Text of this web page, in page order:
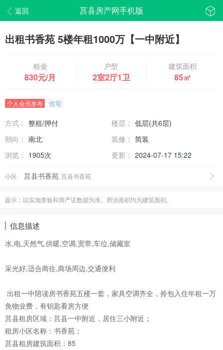
返回 莒县房产网手机版
信息编号：170
出租书香苑 5楼年租1000万【一中附近】
租金
830元/月
户型
2室2厅1卫
建筑面积
85㎡
个人会员发布 住宅
方式： 整租/押付 楼层： 低层(共6层)
朝向： 南北 装修： 简装
浏览： 1905次 更新： 2024-07-17 15:22
小区 莒县书香苑 莒县书香苑
提示：以实地查验和房产证数据为准。所涉面积均为建筑面积。
信息描述
水,电,天然气,供暖,空调,宽带,车位,储藏室
采光好,适合商住,商场周边,交通便利
出租一中陪读房书香苑五楼一套，家具空调齐全，拎包入住年租一万
免物业费，有钥匙看房方便
莒县租房区域：莒县一中附近，居住三小附近；
租房小区名称：书香苑；
莒县租房建筑面积：85